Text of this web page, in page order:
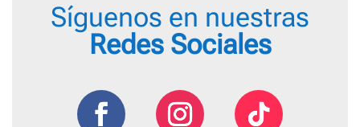
Síguenos en nuestras
Redes Sociales